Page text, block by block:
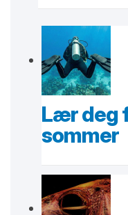
Lær deg
sommer